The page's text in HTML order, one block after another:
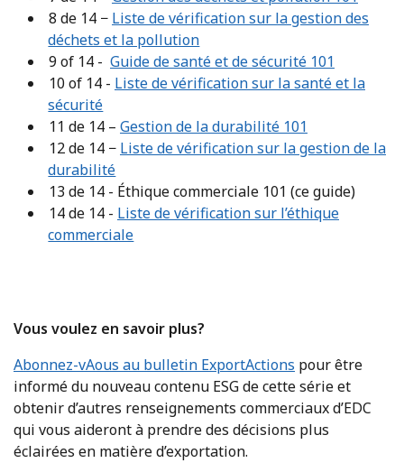
8 de 14 − Liste de vérification sur la gestion des
déchets et la pollution
9 of 14 - Guide de santé et de sécurité 101
10 of 14 - Liste de vérification sur la santé et la
sécurité
11 de 14 – Gestion de la durabilité 101
12 de 14 − Liste de vérification sur la gestion de la
durabilité
13 de 14 - Éthique commerciale 101 (ce guide)
14 de 14 - Liste de vérification sur l’éthique
commerciale
Vous voulez en savoir plus?
Abonnez-vAous au bulletin ExportActions pour être
informé du nouveau contenu ESG de cette série et
obtenir d’autres renseignements commerciaux d’EDC
qui vous aideront à prendre des décisions plus
éclairées en matière d’exportation.